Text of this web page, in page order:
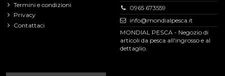
Termini e condizioni
Privacy
Contattaci
0965 673559
info@mondialpesca.it
MONDIAL PESCA - Negozio di
articoli da pesca all'ingrosso e al
dettaglio.